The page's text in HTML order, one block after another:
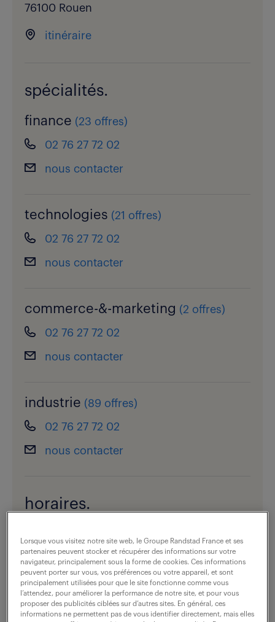
76100 Rouen
itinéraire
spécialités.
finance (23 offres)
02 76 27 72 02
nous contacter
technologies (21 offres)
02 76 27 72 02
nous contacter
commerce-&-marketing (2 offres)
02 76 27 72 02
nous contacter
industrie (89 offres)
02 76 27 72 02
nous contacter
horaires.
voir les horaires
vous êtes recruteur ?
Lorsque vous visitez notre site web, le Groupe Randstad France et ses
partenaires peuvent stocker et récupérer des informations sur votre
navigateur, principalement sous la forme de cookies. Ces informations
peuvent porter sur vous, vos préférences ou votre appareil, et sont
principalement utilisées pour que le site fonctionne comme vous
l’attendez, pour améliorer la performance de notre site, et pour vous
proposer des publicités ciblées sur d’autres sites. En général, ces
informations ne permettent pas de vous identifier directement, mais elles